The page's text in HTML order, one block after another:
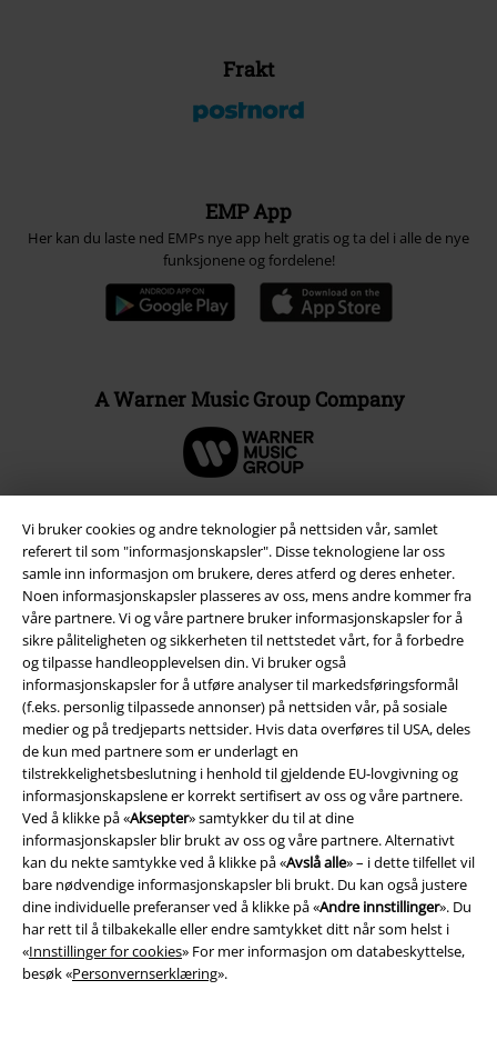
Vi bruker cookies og andre teknologier på nettsiden vår, samlet
referert til som "informasjonskapsler". Disse teknologiene lar oss
samle inn informasjon om brukere, deres atferd og deres enheter.
Noen informasjonskapsler plasseres av oss, mens andre kommer fra
våre partnere. Vi og våre partnere bruker informasjonskapsler for å
sikre påliteligheten og sikkerheten til nettstedet vårt, for å forbedre
og tilpasse handleopplevelsen din. Vi bruker også
informasjonskapsler for å utføre analyser til markedsføringsformål
(f.eks. personlig tilpassede annonser) på nettsiden vår, på sosiale
medier og på tredjeparts nettsider. Hvis data overføres til USA, deles
de kun med partnere som er underlagt en
tilstrekkelighetsbeslutning i henhold til gjeldende EU-lovgivning og
informasjonskapslene er korrekt sertifisert av oss og våre partnere.
Ved å klikke på «Aksepter» samtykker du til at dine
informasjonskapsler blir brukt av oss og våre partnere. Alternativt
kan du nekte samtykke ved å klikke på «Avslå alle» – i dette tilfellet vil
bare nødvendige informasjonskapsler bli brukt. Du kan også justere
dine individuelle preferanser ved å klikke på «Andre innstillinger». Du
har rett til å tilbakekalle eller endre samtykket ditt når som helst i
«Innstillinger for cookies» For mer informasjon om databeskyttelse,
besøk «Personvernserklæring».
Frakt
EMP App
Her kan du laste ned EMPs nye app helt gratis og ta del i alle de nye
funksjonene og fordelene!
A Warner Music Group Company
Juridisk informasjon/Vilkår
Vilkår
Impressum
Konfidensialitetserklæring
Avfallshåndtering og miljøbeskyttelse
Samsvarserklæring